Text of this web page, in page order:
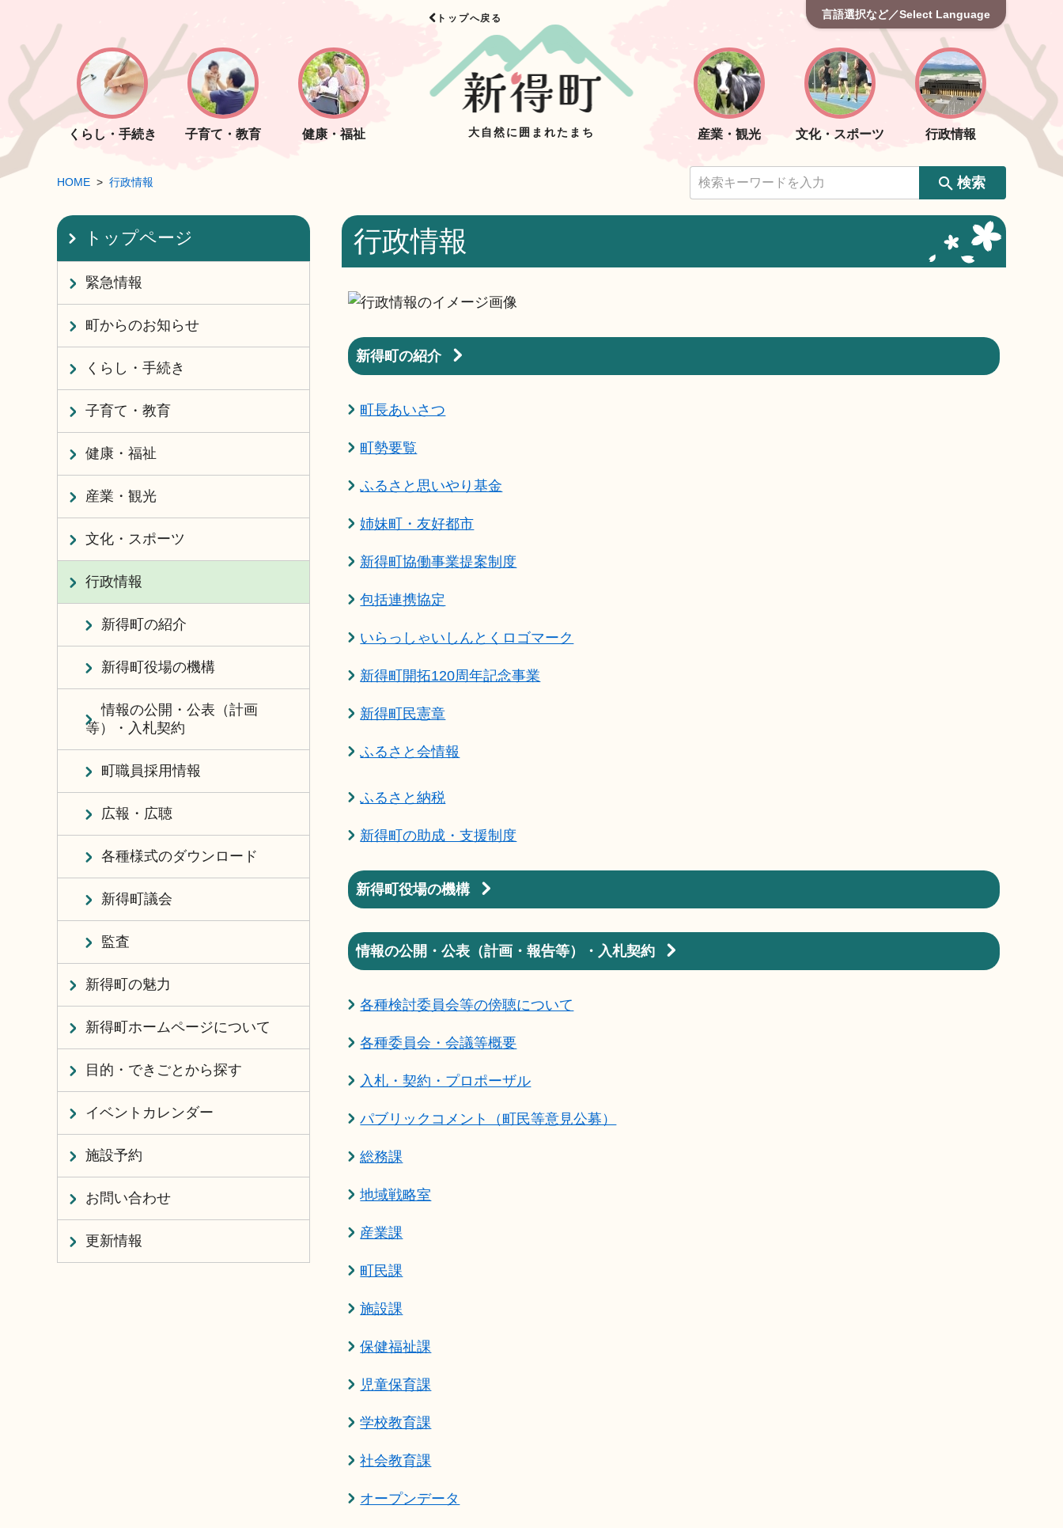
トップへ戻る
大自然に囲まれたまち
言語選択など／Select Language
くらし・手続き 子育て・教育 健康・福祉 産業・観光 文化・スポーツ 行政情報
HOME 行政情報 検索
行政情報
新得町の紹介
町長あいさつ
町勢要覧
ふるさと思いやり基金
姉妹町・友好都市
新得町協働事業提案制度
包括連携協定
いらっしゃいしんとくロゴマーク
新得町開拓120周年記念事業
新得町民憲章
ふるさと会情報
ふるさと納税
新得町の助成・支援制度
新得町役場の機構
情報の公開・公表（計画・報告等）・入札契約
各種検討委員会等の傍聴について
各種委員会・会議等概要
入札・契約・プロポーザル
パブリックコメント（町民等意見公募）
総務課
地域戦略室
産業課
町民課
施設課
保健福祉課
児童保育課
学校教育課
社会教育課
オープンデータ
トップページ
緊急情報
町からのお知らせ
くらし・手続き
子育て・教育
健康・福祉
産業・観光
文化・スポーツ
行政情報
新得町の紹介
新得町役場の機構
情報の公開・公表（計画
等）・入札契約
町職員採用情報
広報・広聴
各種様式のダウンロード
新得町議会
監査
新得町の魅力
新得町ホームページについて
目的・できごとから探す
イベントカレンダー
施設予約
お問い合わせ
更新情報